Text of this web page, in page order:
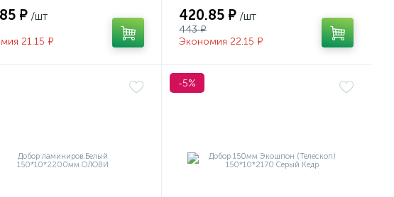
₽ /шт
21.15 ₽
420.85 ₽ /шт
443 ₽
Экономия 22.15 ₽
-5%